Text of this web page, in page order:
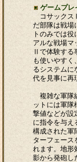
ゲームプレ
コサックス
だ部隊は戦場
トのみでは
アルな戦場マ
Ⅱで体験する
も使いやすく
るシステム
代を見事に再
複雑な軍隊
ットには軍隊
撃値などが設
に指令を与え
構成された軍
ターフェース
れます。地形
影から発砲し